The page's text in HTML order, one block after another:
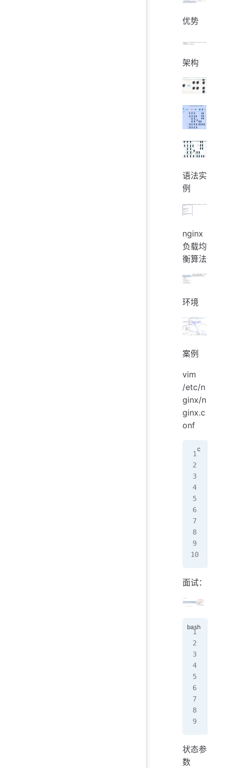
优势
架构
语法实
例
nginx
负载均
衡算法
环境
案例
vim
/etc/n
ginx/n
ginx.c
onf
面试：
状态参
数